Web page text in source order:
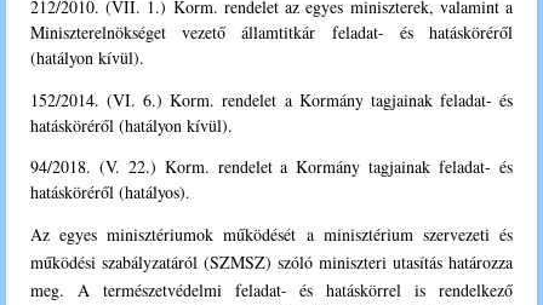
212/2010. (VII. 1.) Korm. rendelet az egyes miniszterek, valamint a
Miniszterelnökséget vezető államtitkár feladat- és hatásköréről
(hatályon kívül).
152/2014. (VI. 6.) Korm. rendelet a Kormány tagjainak feladat- és
hatásköréről (hatályon kívül).
94/2018. (V. 22.) Korm. rendelet a Kormány tagjainak feladat- és
hatásköréről (hatályos).
Azegyes minisztériumok működését a minisztérium szervezeti és
működési szabályzatáról (SZMSZ) szóló miniszteri utasítás határozza
meg. A természetvédelmi feladat- és hatáskörrel is rendelkező